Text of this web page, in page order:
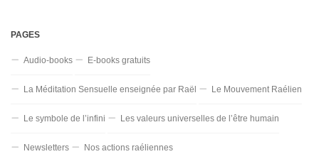
PAGES
Audio-books E-books gratuits
La Méditation Sensuelle enseignée par Raël Le Mouvement Raélien
Le symbole de l’infini Les valeurs universelles de l’être humain
Newsletters Nos actions raéliennes